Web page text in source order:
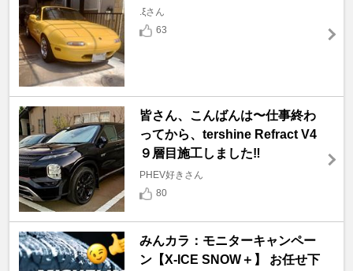
.ξさん
63
皆さん、こんばんは〜仕事終わ
ってから、tershine Refract V4
９層目施工しました‼️
PHEV好きさん
80
みんカラ：モニターキャンペー
ン【X-ICE SNOW＋】 お任せ下